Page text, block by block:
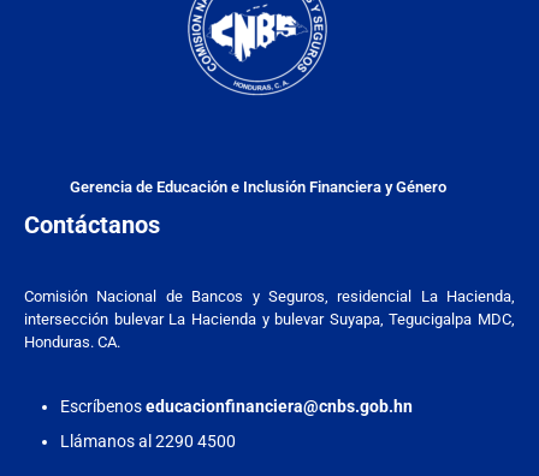
Gerencia de Educación e Inclusión Financiera y Género
Contáctanos
Comisión Nacional de Bancos y Seguros, residencial La Hacienda,
intersección bulevar La Hacienda y bulevar Suyapa, Tegucigalpa MDC,
Honduras. CA.
Escríbenoseducacionfinanciera@cnbs.gob.hn
Llámanos al 2290 4500